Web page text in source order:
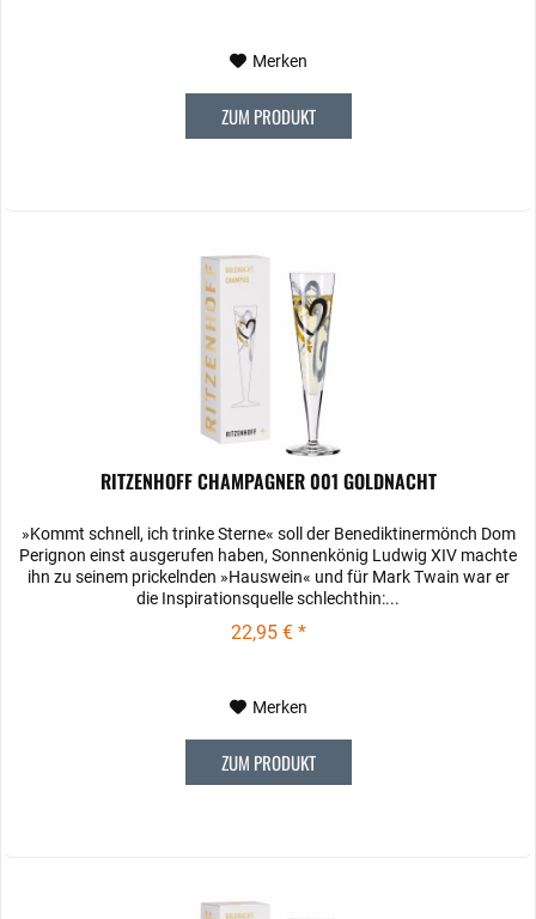
Merken
ZUM PRODUKT
RITZENHOFF CHAMPAGNER 001 GOLDNACHT
»Kommt schnell, ich trinke Sterne« soll der Benediktinermönch Dom
Perignon einst ausgerufen haben, Sonnenkönig Ludwig XIV machte
ihn zu seinem prickelnden »Hauswein« und für Mark Twain war er
die Inspirationsquelle schlechthin:...
22,95 € *
Merken
ZUM PRODUKT